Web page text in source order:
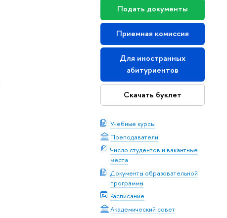
Подать документы
Приемная комиссия
Для иностранных
абитуриентов
Скачать буклет
Учебные курсы
Преподаватели
Число студентов и вакантные
места
Документы образовательной
программы
Расписание
Академический совет